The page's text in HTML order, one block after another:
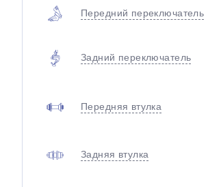
Передний переключатель
Задний переключатель
Передняя втулка
Задняя втулка